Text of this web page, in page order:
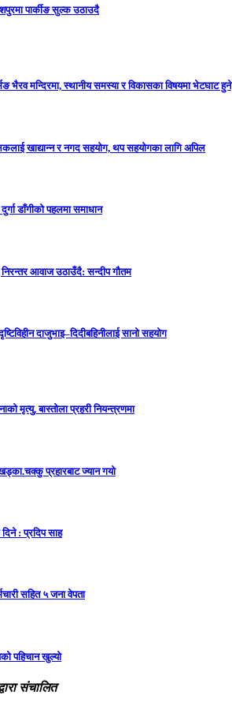
पार्कीङ सुल्क उठाउदै
भैरव मन्दिरमा, स्थानीय समस्या र विकासका विषयमा भेटघाट हुने
खाद्यान्न र नगद सहयोग, थप सहयोगका लागि अपिल
डाँगीको पहलमा समाधान
आवाज उठाउँदै: सन्दीप गौतम
दाजुभाइ–दिदीबहिनीलाई सानो सहयोग
मृत्यु, बास्तोला प्रहरी नियन्त्रणमा
प्रहारबाट ज्यान गयो
: प्रदिप साह
सहित ५ जना वेपता
पहिचान खुल्यो
संचालित